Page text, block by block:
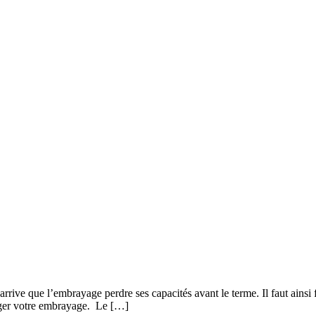
que l’embrayage perdre ses capacités avant le terme. Il faut
votre embrayage. Le […]